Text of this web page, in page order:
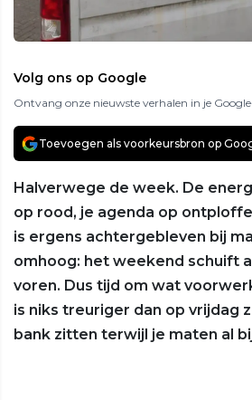
Volg ons op Google
Ontvang onze nieuwste verhalen in je
Toevoegen als voorkeursbron op
Halverwege de week. De
op rood, je agenda op
is ergens achtergebleven bij
omhoog: het weekend schuift
voren. Dus tijd om wat
is niks treuriger dan op vrijdag
bank zitten terwijl je maten al